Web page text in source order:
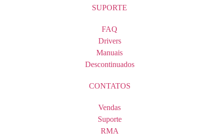
SUPORTE
FAQ
Drivers
Manuais
Descontinuados
CONTATOS
Vendas
Suporte
RMA